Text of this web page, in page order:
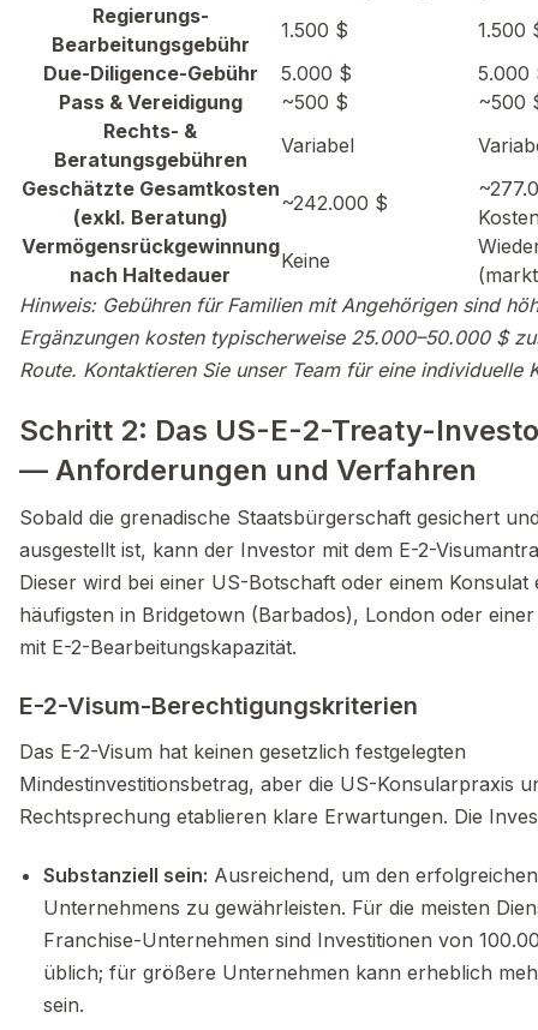
Regierungs-
Bearbeitungsgebühr
1.500 $
1.500
Due-Diligence-Gebühr
5.000 $
5.000
Pass & Vereidigung
~500 $
~500
Rechts- &
Beratungsgebühren
Variabel
Geschätzte Gesamtkosten
(exkl. Beratung)
~242.000 $
Vermögensrückgewinnung
nach Haltedauer
Keine
Hinweis: Gebühren für Familien mit Angehörigen sind
Ergänzungen kosten typischerweise 25.000–50.000 $
Route. Kontaktieren Sie unser Team für eine individuelle
Schritt 2: Das US-E-2-Treaty-
— Anforderungen und Verfahren
Sobald die grenadische Staatsbürgerschaft gesichert
ausgestellt ist, kann der Investor mit dem E-2-
Dieser wird bei einer US-Botschaft oder einem
häufigsten in Bridgetown (Barbados), London oder
mit E-2-Bearbeitungskapazität.
E-2-Visum-Berechtigungskriterien
Das E-2-Visum hat keinen gesetzlich festgelegten
Mindestinvestitionsbetrag, aber die US-Konsularpraxis
Rechtsprechung etablieren klare Erwartungen. Die
Substanziell sein: Ausreichend, um den
Unternehmens zu gewährleisten. Für die meisten
Franchise-Unternehmen sind Investitionen von
üblich; für größere Unternehmen kann erheblich
sein.